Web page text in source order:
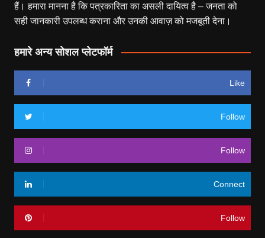
हैं। हमारा मानना है कि पत्रकारिता का असली दायित्व है – जनता को
सही जानकारी उपलब्ध कराना और उनकी आवाज़ को मजबूती देना।
हमारे अन्य सोशल प्लेटफॉर्म
Like
Follow
Follow
Connect
Follow